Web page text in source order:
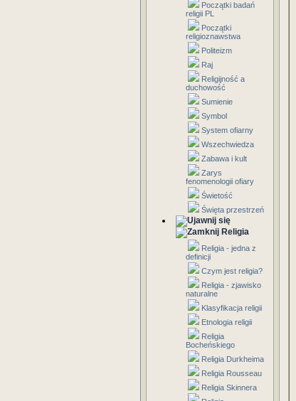
Początki badań
religii PL
Początki
religioznawstwa
Politeizm
Raj
Religijność a
duchowość
Sumienie
Symbol
System ofiarny
Wszechwiedza
Zabawa i kult
Zarys
fenomenologii ofiary
Świetość
Święta przestrzeń
Religia
Religia - jedna z
definicji
Czym jest religia?
Religia - zjawisko
naturalne
Klasyfikacja religii
Etnologia religii
Religia
Bocheńskiego
Religia Durkheima
Religia Rousseau
Religia Skinnera